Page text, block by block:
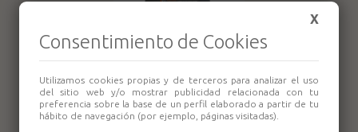
Azada 4-B Bellota
X
Consentimiento de Cookies
Utilizamos cookies propias y de terceros para analizar el uso
del sitio web y/o mostrar publicidad relacionada con tu
preferencia sobre la base de un perfil elaborado a partir de tu
hábito de navegación (por ejemplo, páginas visitadas).